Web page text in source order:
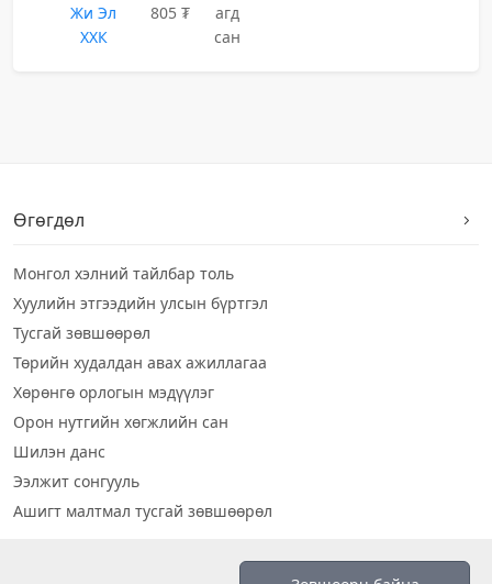
Жи Эл
ХХК
805 ₮
агд
сан
Өгөгдөл
Монгол хэлний тайлбар толь
Хуулийн этгээдийн улсын бүртгэл
Тусгай зөвшөөрөл
Төрийн худалдан авах ажиллагаа
Хөрөнгө орлогын мэдүүлэг
Орон нутгийн хөгжлийн сан
Шилэн данс
Ээлжит сонгууль
Ашигт малтмал тусгай зөвшөөрөл